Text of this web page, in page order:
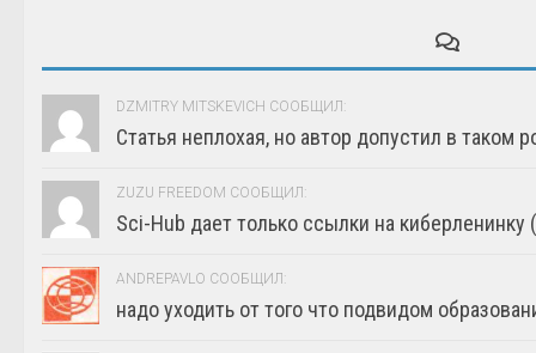
DZMITRY MITSKEVICH СООБЩИЛ:
Статья неплохая, но автор допустил в таком
ZUZU FREEDOM СООБЩИЛ:
Sci-Hub дает только ссылки на киберленинку
ANDREPAVLO СООБЩИЛ:
надо уходить от того что подвидом